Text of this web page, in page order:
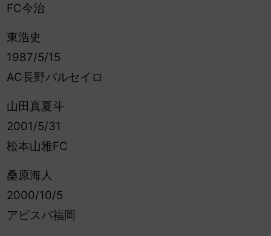
FC今治
東浩史
1987/5/15
AC長野パルセイロ
山田真夏斗
2001/5/31
松本山雅FC
桑原海人
2000/10/5
アビスパ福岡